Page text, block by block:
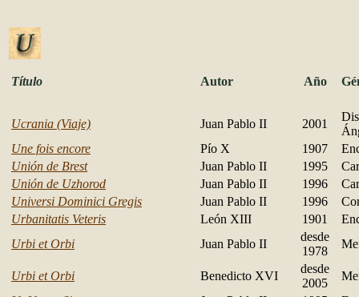
Título Autor Año
Ucrania (Viaje) Juan Pablo II 2001
Une fois encore
Pío X 1907
Unión de Brest
Juan Pablo II 1995
Unión de Uzhorod
Juan Pablo II 1996
Universi Dominici Gregis
Juan Pablo II 1996
Urbanitatis Veteris
León XIII 1901
Urbi et Orbi
Juan Pablo II
desde
1978
Urbi et Orbi Benedicto XVI
desde
2005